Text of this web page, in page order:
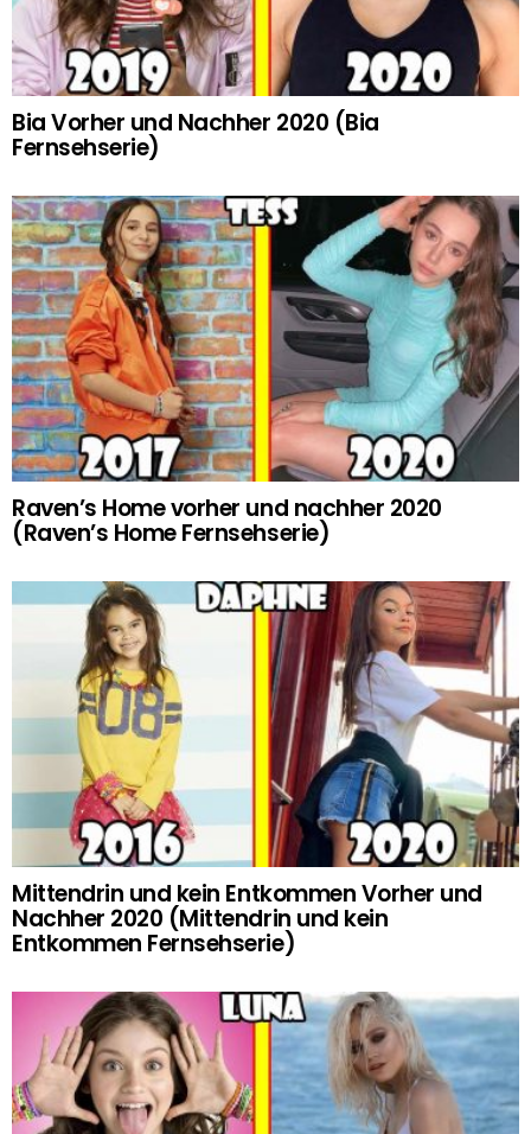
Bia Vorher und Nachher 2020 (Bia
Fernsehserie)
Raven’s Home vorher und nachher 2020
(Raven’s Home Fernsehserie)
Mittendrin und kein Entkommen Vorher und
Nachher 2020 (Mittendrin und kein
Entkommen Fernsehserie)